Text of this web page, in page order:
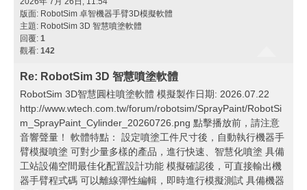
版面: RobotSim 卓智機器手臂3D模擬軟體
主題: RobotSim 3D 智慧噴塗軟體
回覆: 1
觀看: 142
Re: RobotSim 3D 智慧噴塗軟體
RobotSim 3D智慧圓柱噴塗軟體 模擬製作日期: 2026.07.22
http://www.wtech.com.tw/forum/robotsim/SprayPaint/RobotSi
m_SprayPaint_Cylinder_20260726.png 點擊播放前，請注意
音響聲量！ 軟體特點： 設定噴塗工件尺寸後，自動執行機器手
臂模擬噴塗 可對少量多樣的產品，進行快速、智慧化噴塗 具備
工站設備空間最佳化配置設計功能 模擬確認後，可直接輸出機
器手臂程式碼 可以離線彈性編輯，即時進行模擬測試 具備機器